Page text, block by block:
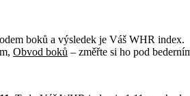
boků a výsledek je Váš WHR index.
Obvod boků – změřte si ho pod